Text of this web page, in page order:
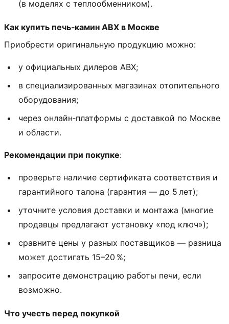
(в моделях с теплообменником).
Как купить печь‑камин ABX в Москве
Приобрести оригинальную продукцию можно:
у официальных дилеров ABX;
в специализированных магазинах отопительного
оборудования;
через онлайн‑платформы с доставкой по Москве
и области.
Рекомендации при покупке:
проверьте наличие сертификата соответствия и
гарантийного талона (гарантия — до 5 лет);
уточните условия доставки и монтажа (многие
продавцы предлагают установку «под ключ»);
сравните цены у разных поставщиков — разница
может достигать 15–20 %;
запросите демонстрацию работы печи, если
возможно.
Что учесть перед покупкой